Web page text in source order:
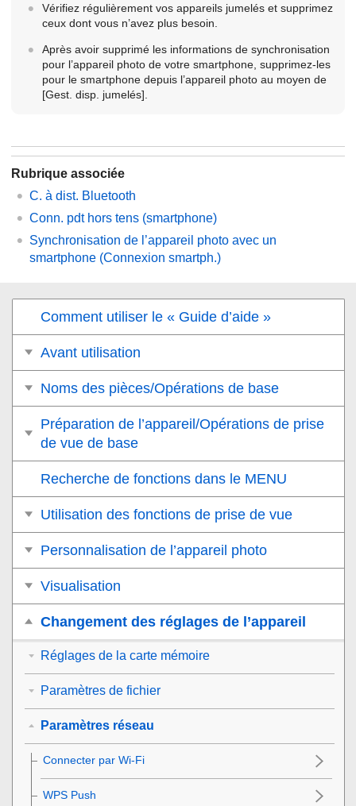
Vérifiez régulièrement vos appareils jumelés et supprimez
ceux dont vous n’avez plus besoin.
Après avoir supprimé les informations de synchronisation
pour l’appareil photo de votre smartphone, supprimez-les
pour le smartphone depuis l’appareil photo au moyen de
[Gest. disp. jumelés].
Rubrique associée
C. à dist. Bluetooth
Conn. pdt hors tens (smartphone)
Synchronisation de l’appareil photo avec un
smartphone (Connexion smartph.)
Comment utiliser le « Guide d’aide »
Avant utilisation
Noms des pièces/Opérations de base
Préparation de l’appareil/Opérations de prise
de vue de base
Recherche de fonctions dans le MENU
Utilisation des fonctions de prise de vue
Personnalisation de l’appareil photo
Visualisation
Changement des réglages de l’appareil
Réglages de la carte mémoire
Paramètres de fichier
Paramètres réseau
Connecter par Wi-Fi
WPS Push